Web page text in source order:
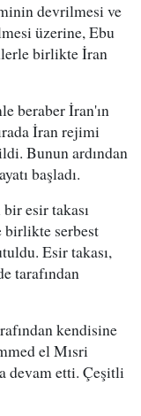
devrilmesi ve
üzerine, Ebu
birlikte İran
beraber İran'ın
İran rejimi
Bunun ardından
başladı.
esir takası
birlikte serbest
Esir takası,
tarafından
kendisine
el Mısri
devam etti. Çeşitli